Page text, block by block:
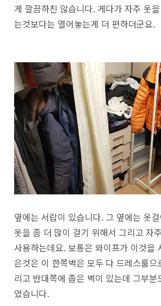
게 깔끔하진 않습니다. 게다가 자주 옷
는것보다는 열어놓는게 더 편하더군요.
옆에는 서랍이 있습니다. 그 옆에는 옷
옷을 좀 더 많이 걸기 위해서 그리고 자
사용하는데요. 보통은 와이프가 이것을
은것은 이 한쪽벽은 모두 다 드레스룸
리고 반대쪽에 좁은 벽이 있는데 그부
었습니다.